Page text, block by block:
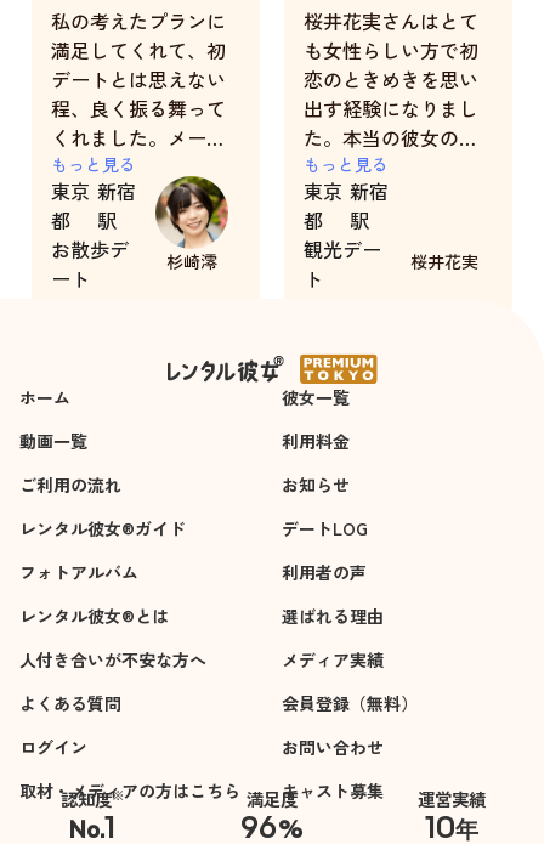
私の考えたプランに
満足してくれて、初
デートとは思えない
程、良く振る舞って
くれました。メール
も丁寧で、解散時間
においても私が見え
なくなるまで手を振
ってくれました。
また近々是非お会い
もっと見る
東京
都
新宿
駅
お散歩デ
ート
杉崎澪
桜井花実さんはとて
も女性らしい方で初
恋のときめきを思い
出す経験になりまし
た。本当の彼女の様
に接していただきと
ても楽しい時間を過
ごすことが出来まし
た。また利用しま
す。
もっと見る
東京
都
新宿
駅
観光デー
ト
桜井花実
ホーム
彼女一覧
動画一覧
利用料金
ご利用の流れ
お知らせ
レンタル彼女®ガイド
デートLOG
フォトアルバム
利用者の声
レンタル彼女®とは
選ばれる理由
人付き合いが不安な方へ
メディア実績
よくある質問
会員登録（無料）
ログイン
お問い合わせ
取材・メディアの方はこちら
キャスト募集
認知度※
No.1
※自社調べ
満足度
96%
運営実績
10年